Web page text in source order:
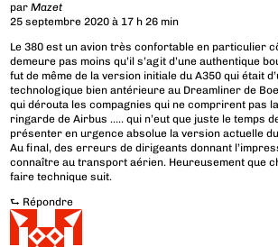
parMazet
25 septembre 2020 à 17 h 26 min
Le 380 est un avion très confortable en particulier
demeure pas moins qu’il s’agit d’une authentique
fut de même de la version initiale du A350 qui était
technologique bien antérieure au Dreamliner de
qui dérouta les compagnies qui ne comprirent pas
ringarde de Airbus ….. qui n’eut que juste le temps
présenter en urgence absolue la version actuelle
Au final, des erreurs de dirigeants donnant
connaître au transport aérien. Heureusement que
faire technique suit.
⮑ Répondre